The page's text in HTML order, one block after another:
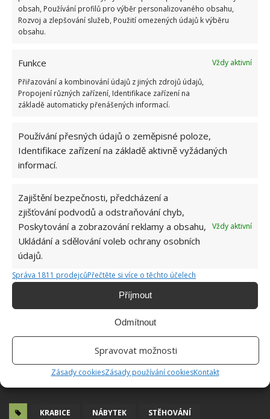
obsah, Používání profilů pro výběr personalizovaného obsahu,
Rozvoj a zlepšování služeb, Použití omezených údajů k výběru
obsahu.
Funkce
Vždy aktivní
Přiřazování a kombinování údajů z jiných zdrojů údajů,
Propojení různých zařízení, Identifikace zařízení na
základě automaticky přenášených informací.
Používání přesných údajů o zeměpisné poloze,
Identifikace zařízení na základě aktivně vyžádaných
informací.
Zajištění bezpečnosti, předcházení a
zjišťování podvodů a odstraňování chyb,
Poskytování a zobrazování reklamy a obsahu,
Ukládání a sdělování voleb ochrany osobních
údajů.
Vždy aktivní
Správa 1811 prodejcůPřečtěte si více o těchto účelech
Příjmout
Odmítnout
Spravovat možnosti
Zásady cookiesZásady používání cookiesKontakt
převlečení a jiné důležité věci, které je potřeba mít
po ruce. Máte-li zabalené oblečení, knihy a ostatní
kuchyňského náčiní. Jako poslední začněte balit věci
Nezapomeňte si nechat po ruce náčiní, kterým následně
uklidíte. To, v jakém stavu zanecháte obydlí, o vás
Obrázek:pixabay.com
KRABICE NÁBYTEK STĚHOVÁNÍ